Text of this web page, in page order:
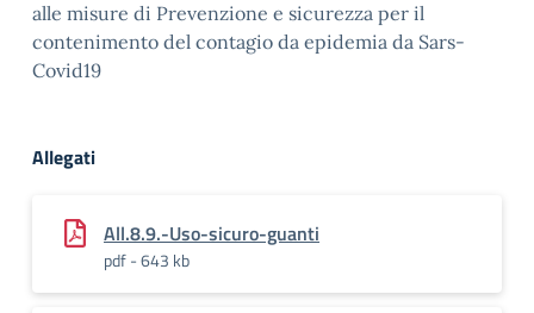
alle misure di Prevenzione e sicurezza per il
contenimento del contagio da epidemia da Sars-
Covid19
Allegati
All.8.9.-Uso-sicuro-guanti
pdf - 643 kb